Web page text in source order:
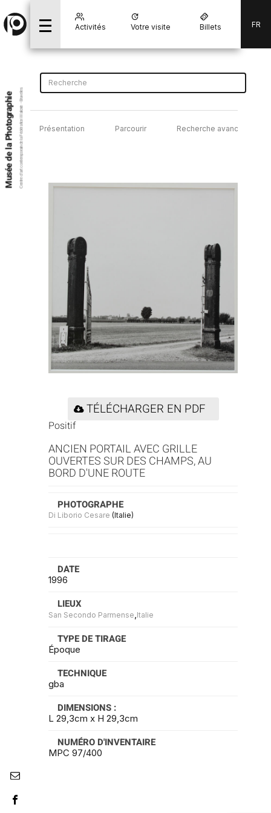
Musée de la PhotographieCentre d’art contemporain de la Fédération Wallonie - Bruxelles
Activités Votre visite Billets FR
Présentation Parcourir Recherche avancée
TÉLÉCHARGER EN PDF
Positif
ANCIEN PORTAIL AVEC GRILLE
OUVERTES SUR DES CHAMPS, AU
BORD D'UNE ROUTE
PHOTOGRAPHE
Di Liborio Cesare (Italie)
DATE
1996
LIEUX
San Secondo Parmense Italie
TYPE DE TIRAGE
Époque
TECHNIQUE
gba
DIMENSIONS :
L 29,3cm x H 29,3cm
NUMÉRO D'INVENTAIRE
MPC 97/400